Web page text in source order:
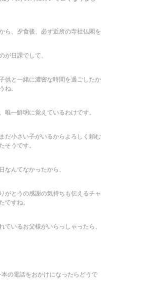
ら、夕食後、必ず近所の寺社仏閣を
が日課でして、
供と一緒に濃密な時間を過ごしたか
ね。
唯一鮮明に覚えているわけです。
だ小さい子がいるからよろしく頼む
そうです。
なんてなかったから、
がとうの感謝の気持ちも伝えるチャ
ですね。
ているお父様がいらっしゃったら、
本の電話をおかけになったらどうで